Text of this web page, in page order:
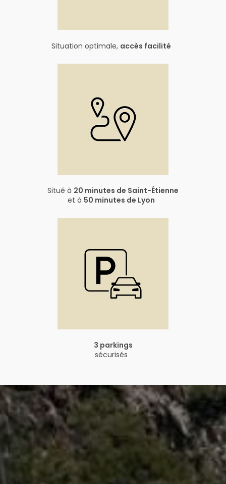
Situation optimale, accès facilité
Situé à 20 minutes de Saint-Étienne
et à 50 minutes de Lyon
3 parkings
sécurisés